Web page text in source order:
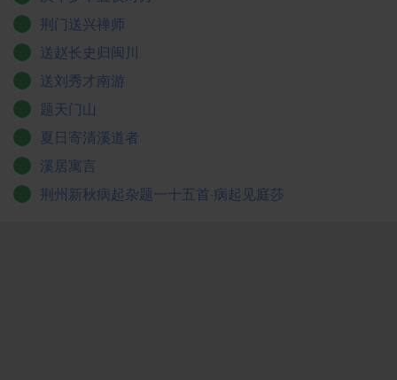
荆门送兴禅师
送赵长史归闽川
送刘秀才南游
题天门山
夏日寄清溪道者
溪居寓言
荆州新秋病起杂题一十五首·病起见庭莎